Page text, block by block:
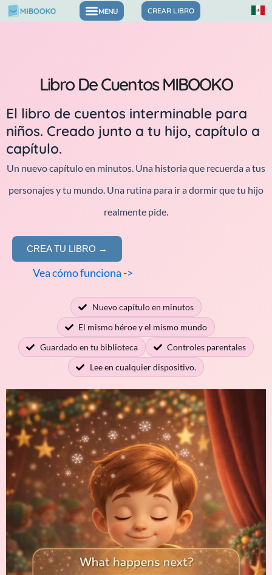
Saltar
CREAR LIBRO
Libro De Cuentos MIBOOKO
El libro de cuentos interminable para
niños. Creado junto a tu hijo, capítulo a
capítulo.
Un nuevo capítulo en minutos. Una historia que recuerda a tus
personajes y tu mundo. Una rutina para ir a dormir que tu hijo
realmente pide.
CREA TU LIBRO →
Vea cómo funciona ->
Nuevo capítulo en minutos
El mismo héroe y el mismo mundo
Guardado en tu biblioteca
Controles parentales
Lee en cualquier dispositivo.